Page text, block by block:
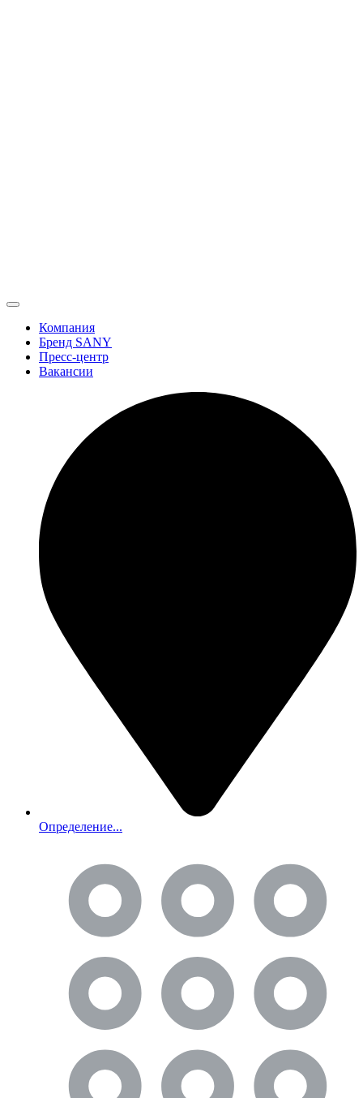
Компания
Бренд SANY
Пресс-центр
Вакансии
Определение...